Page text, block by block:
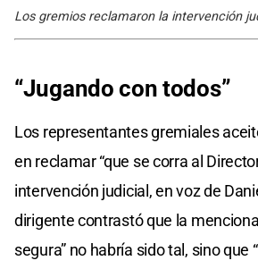
Los gremios reclamaron la intervención
“Jugando con todos”
Los representantes gremiales
en reclamar “que se corra al
intervención judicial, en voz de
dirigente contrastó que la
segura” no habría sido tal, sino que